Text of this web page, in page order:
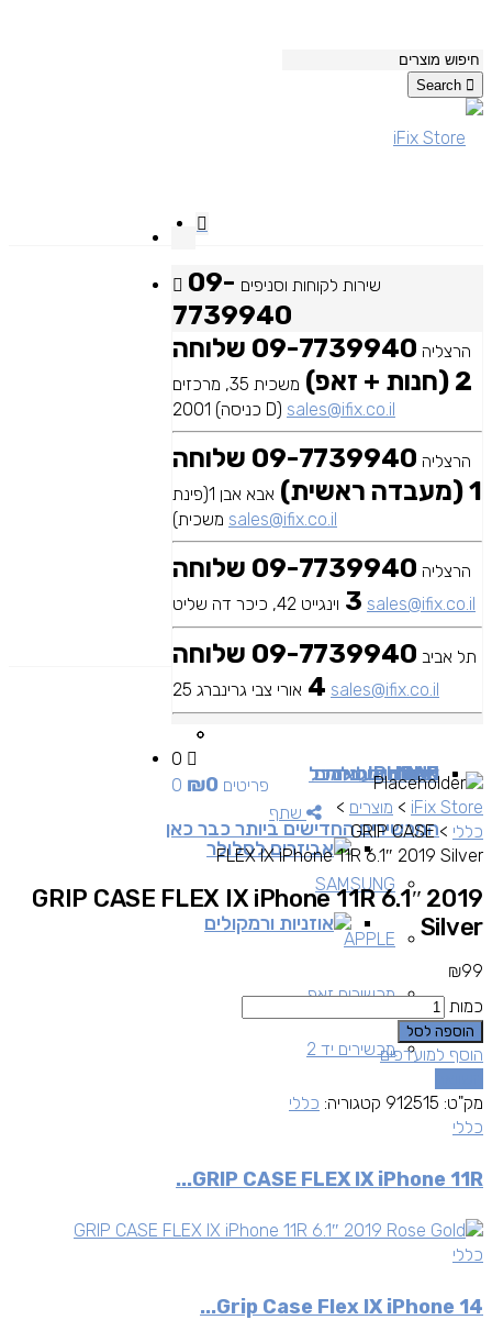
Search
שירות לקוחות וסניפים 09-
7739940
הרצליה
09-7739940 שלוחה
2 (חנות + זאפ)
משכית 35, מרכזים
2001 (כניסה D) sales@ifix.co.il
הרצליה
09-7739940 שלוחה
1 (מעבדה ראשית)
אבא אבן 1(פינת
משכית) sales@ifix.co.il
הרצליה
09-7739940 שלוחה
3 וינגייט 42, כיכר דה שליט sales@ifix.co.il
תל אביב
09-7739940 שלוחה
4 אורי צבי גרינברג 25 sales@ifix.co.il
0
0 פריטים
₪0 IPHONE
IPAD
MAC
אביזרים
אביזרים לסלולר
אוזניות ורמקולים
מכשירי סלולרכל
המכשירים החדישים ביותר כבר כאן
SAMSUNG
APPLE
מכשירים זאפ
מכשירים יד 2
שירותי מעבדה
כבלים ומתאמים
שתף iFix Store
> מוצרים >
כללי >
GRIP CASE
FLEX IX iPhone 11R 6.1″ 2019 Silver
GRIP CASE FLEX IX iPhone 11R 6.1″ 2019
Silver
₪99
כמות
הוספה לסל
הוסף למועדפים
מק"ט: 912515 קטגוריה: כללי
כללי
GRIP CASE FLEX IX iPhone 11R...
כללי
Grip Case Flex IX iPhone 14...